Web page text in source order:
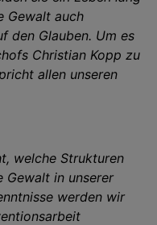
Gewalt auch
den Glauben. Um es
Christian Kopp zu
allen unseren
welche Strukturen
Gewalt in unserer
werden wir